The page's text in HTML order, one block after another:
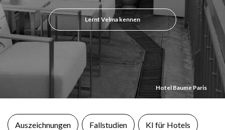
Lernt Velma kennen
Hotel Baume Paris
Auszeichnungen Fallstudien KI für Hotels